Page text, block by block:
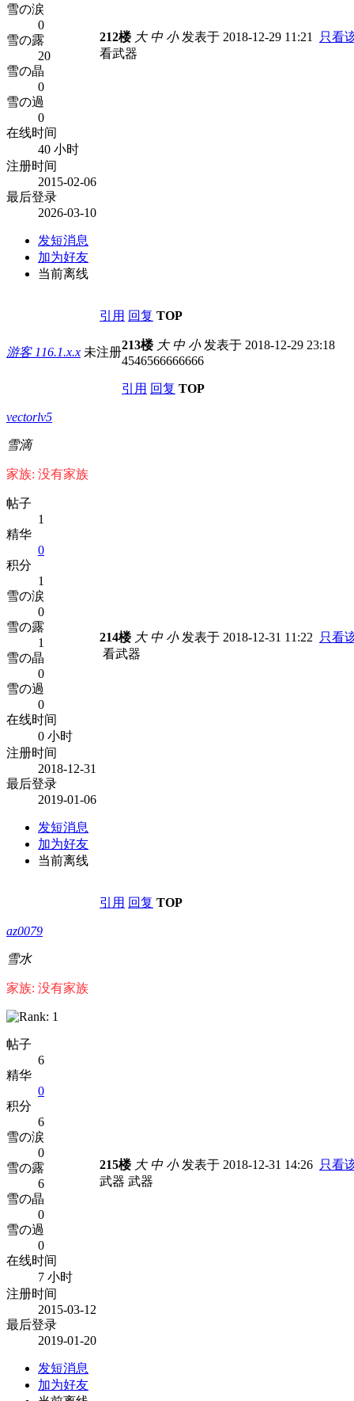
雪の涙
0
雪の露
20
雪の晶
0
雪の過
0
在线时间
40 小时
注册时间
2015-02-06
最后登录
2026-03-10
发短消息
加为好友
当前离线
212楼 大 中 小发表于 2018-12-29 11:21
只看
看武器
引用 回复 TOP
游客 116.1.x.x 未注册
213楼 大 中 小发表于 2018-12-29 23:18
4546566666666
引用 回复 TOP
vectorlv5
雪滴
家族: 没有家族
帖子
1
精华
0
积分
1
雪の涙
0
雪の露
1
雪の晶
0
雪の過
0
在线时间
0 小时
注册时间
2018-12-31
最后登录
2019-01-06
发短消息
加为好友
当前离线
214楼 大 中 小发表于 2018-12-31 11:22
只看
看武器
引用 回复 TOP
az0079
雪水
家族: 没有家族
帖子
6
精华
0
积分
6
雪の涙
0
雪の露
6
雪の晶
0
雪の過
0
在线时间
7 小时
注册时间
2015-03-12
最后登录
2019-01-20
发短消息
加为好友
215楼 大 中 小发表于 2018-12-31 14:26 只看
武器 武器